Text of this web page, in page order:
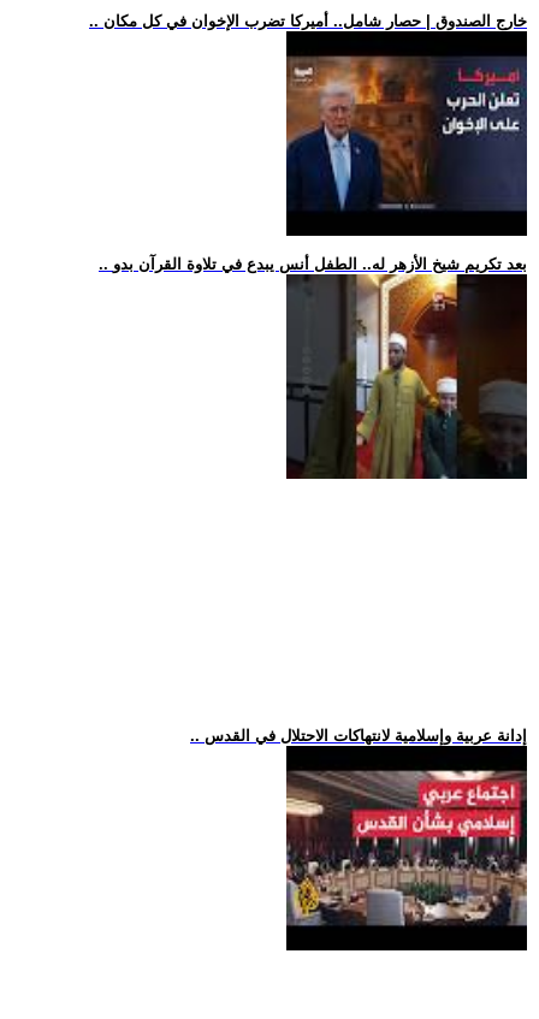
.. خارج الصندوق | حصار شامل.. أميركا تضرب الإخوان في كل مكان
.. بعد تكريم شيخ الأزهر له.. الطفل أنس يبدع في تلاوة القرآن بدو
.. إدانة عربية وإسلامية لانتهاكات الاحتلال في القدس